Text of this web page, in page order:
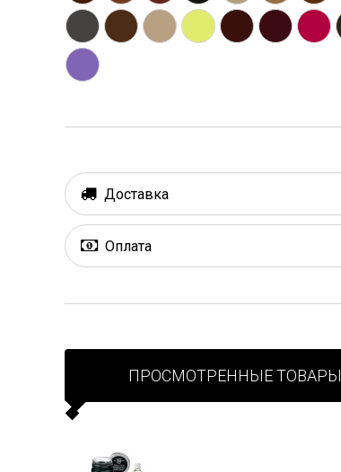
Доставка
Оплата
ПРОСМОТРЕННЫЕ ТОВАРЫ